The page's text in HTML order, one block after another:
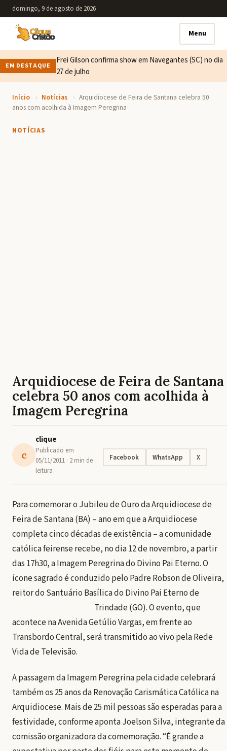
domingo, 9 de agosto de 2026
Menu
EM DESTAQUE
Frei Gilson confirma show em Navegantes (SC) no dia
27 de julho
Início › Notícias › Arquidiocese de Feira de Santana celebra 50
anos com acolhida à Imagem Peregrina
NOTÍCIAS
Arquidiocese de Feira de Santana
celebra 50 anos com acolhida à
Imagem Peregrina
c
clique
Publicado em
05/11/2011 · 2 min de
leitura
Facebook WhatsApp X
Para comemorar o Jubileu de Ouro da Arquidiocese de
Feira de Santana (BA) – ano em que a Arquidiocese
completa cinco décadas de existência – a comunidade
católica feirense recebe, no dia 12 de novembro, a partir
das 17h30, a Imagem Peregrina do Divino Pai Eterno. O
ícone sagrado é conduzido pelo Padre Robson de Oliveira,
reitor do Santuário Basílica do Divino Pai Eterno de
Trindade (GO). O evento, que
acontece na Avenida Getúlio Vargas, em frente ao
Transbordo Central, será transmitido ao vivo pela Rede
Vida de Televisão.
A passagem da Imagem Peregrina pela cidade celebrará
também os 25 anos da Renovação Carismática Católica na
Arquidiocese. Mais de 25 mil pessoas são esperadas para a
festividade, conforme aponta Joelson Silva, integrante da
comissão organizadora da comemoração. “É grande a